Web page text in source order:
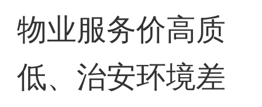
物业服务价高质
低、治安环境差